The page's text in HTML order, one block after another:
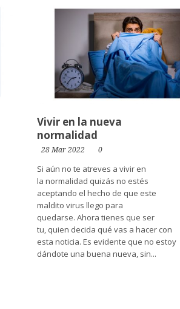
Vivir en la nueva
normalidad
28 Mar 2022 0
Si aún no te atreves a vivir en
la normalidad quizás no estés
aceptando el hecho de que este
maldito virus llego para
quedarse. Ahora tienes que ser
tu, quien decida qué vas a hacer con
esta noticia. Es evidente que no estoy
dándote una buena nueva, sin...